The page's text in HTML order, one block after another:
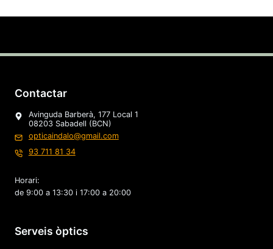
Contactar
Avinguda Barberà, 177 Local 1
08203 Sabadell (BCN)
opticaindalo@gmail.com
93 711 81 34
Horari:
de 9:00 a 13:30 i 17:00 a 20:00
Serveis òptics